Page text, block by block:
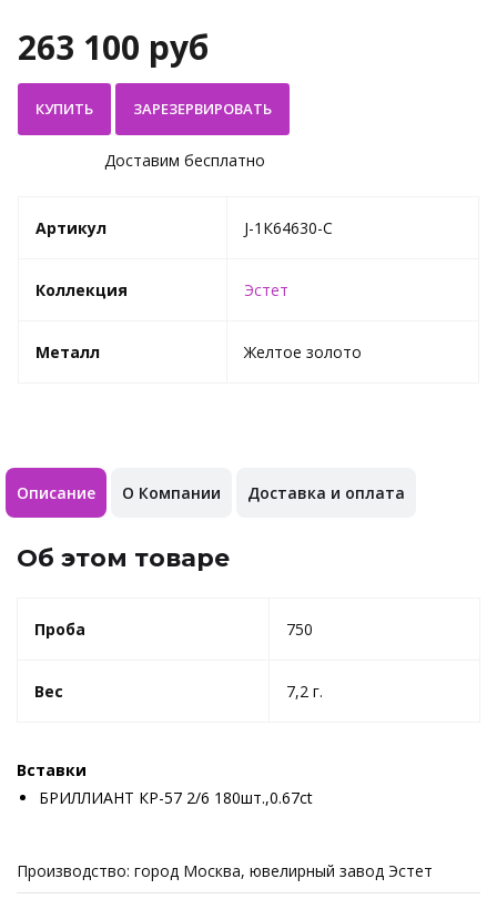
263 100 руб
КУПИТЬ
Доставим бесплатно
Артикул J-1К64630-C
Коллекция Эстет
Металл Желтое золото
Описание О Компании Доставка и оплата
Об этом товаре
Проба 750
Вес 7,2 г.
Вставки
БРИЛЛИАНТ КР-57 2/6 180шт.,0.67ct
Производство: город Москва, ювелирный завод Эстет